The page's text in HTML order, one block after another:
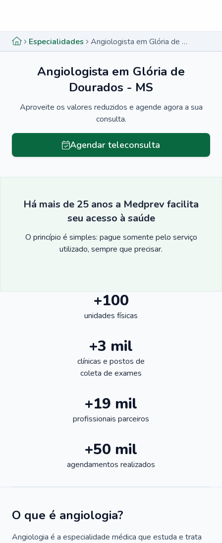
Especialidades Angiologista em Glória de Dourados - MS
Angiologista em Glória de
Dourados - MS
Aproveite os valores reduzidos e agende agora a sua
consulta.
Agendar teleconsulta
Há mais de 25 anos a Medprev facilita
seu acesso à saúde
O princípio é simples: pague somente pelo serviço
utilizado, sempre que precisar.
+100
unidades físicas
+3 mil
clínicas e postos de
coleta de exames
+19 mil
profissionais parceiros
+50 mil
agendamentos realizados
O que é angiologia?
Angiologia é a especialidade médica que estuda e trata